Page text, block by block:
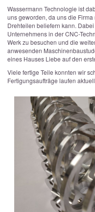
Wassermann Technologie ist
uns geworden, da uns die
Drehteilen beliefern kann.
Unternehmens in der CNC-
Werk zu besuchen und die
anwesenden
eines Hauses Liebe auf den
Viele fertige Teile konnten wir
Fertigungsaufträge laufen